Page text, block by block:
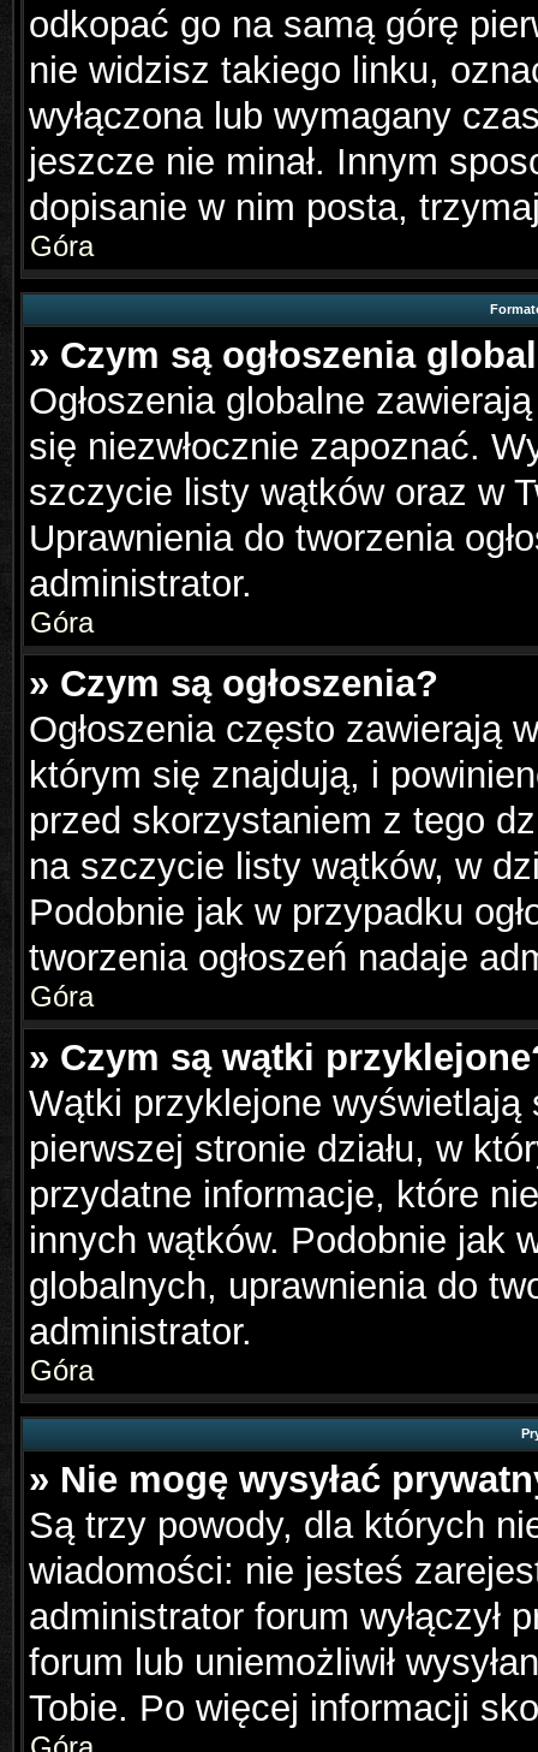
odkopać go na samą górę
nie widzisz takiego linku,
wyłączona lub wymagany
jeszcze nie minał. Innym
dopisanie w nim posta,
Góra
» Czym są ogłoszenia
Ogłoszenia globalne
się niezwłocznie zapoznać.
szczycie listy wątków oraz w
Uprawnienia do tworzenia
administrator.
Góra
» Czym są ogłoszenia?
Ogłoszenia często zawierają
którym się znajdują, i
przed skorzystaniem z tego
na szczycie listy wątków, w
Podobnie jak w przypadku
tworzenia ogłoszeń nadaje
Góra
» Czym są wątki
Wątki przyklejone wyświetlają
pierwszej stronie działu, w
przydatne informacje, które
innych wątków. Podobnie jak
globalnych, uprawnienia do
administrator.
Góra
» Nie mogę wysyłać
Są trzy powody, dla których
wiadomości: nie jesteś
administrator forum wyłączył
forum lub uniemożliwił
Tobie. Po więcej informacji